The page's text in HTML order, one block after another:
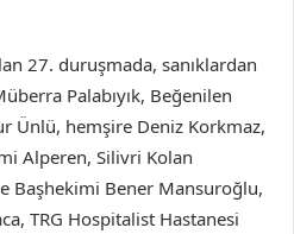
27. duruşmada, sanıklardan
Palabıyık, Beğenilen
Ünlü, hemşire Deniz Korkmaz,
Alperen, Silivri Kolan
Başhekimi Bener Mansuroğlu,
TRG Hospitalist Hastanesi